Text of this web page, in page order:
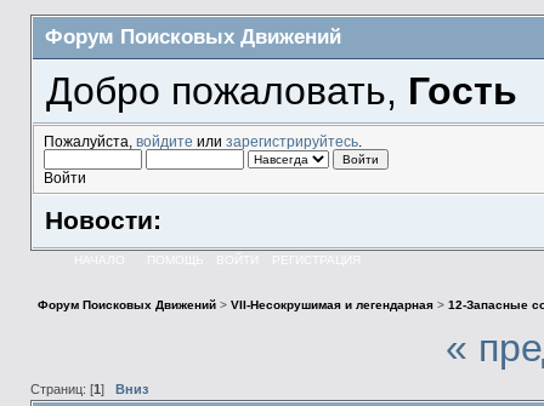
Форум Поисковых Движений
Добро пожаловать, Гость
Пожалуйста, войдите или зарегистрируйтесь.
Войти
Новости:
НАЧАЛО ПОМОЩЬ ВОЙТИ РЕГИСТРАЦИЯ
Форум Поисковых Движений> VII-Несокрушимая и легендарная> 12-Запасные
«
Страниц: [1 ] Вниз